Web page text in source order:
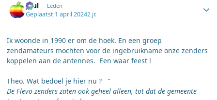
Juul Leden
Geplaatst 1 april 20242 jr.
Ik woonde in 1990 er om de hoek. En een groep
zendamateurs mochten voor de ingebruikname onze zenders
koppelen aan de antennes. Een waar feest !
Theo. Wat bedoel je hier nu ? "
De Flevo zenders zaten ook geheel alleen, tot dat de gemeente